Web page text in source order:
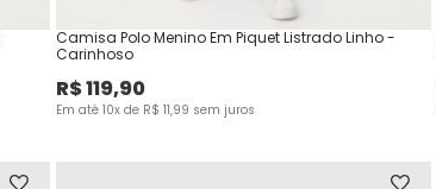
Camisa Polo Menino Em Piquet Listrado Linho -
Carinhoso
R$119,90
Em até 10x de R$ 11,99 sem juros